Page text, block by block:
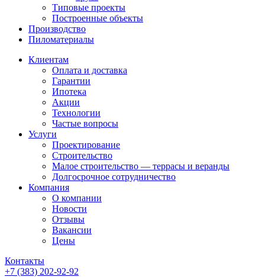
Типовые проекты
Построенные объекты
Производство
Пиломатериалы
Клиентам
Оплата и доставка
Гарантии
Ипотека
Акции
Технологии
Частые вопросы
Услуги
Проектирование
Строительство
Малое строительство — террасы и веранды
Долгосрочное сотрудничество
Компания
О компании
Новости
Отзывы
Вакансии
Цены
Контакты
+7 (383) 202-92-92